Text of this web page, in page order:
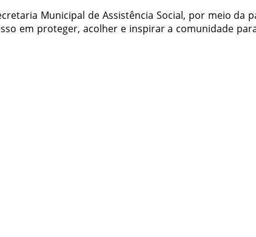
Municipal de Assistência Social, por meio da
em proteger, acolher e inspirar a comunidade